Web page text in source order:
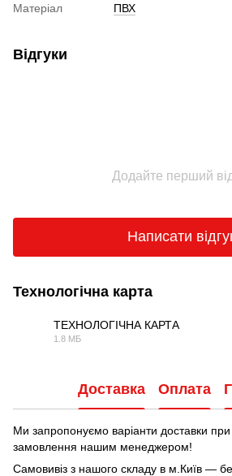
Матеріал
ПВХ
Відгуки
Додайте перший
Написати
Технологічна карта
ТЕХНОЛОГІЧНА КАРТА
1.8 МБ
Доставка Оплата
Ми запропонуємо варіанти доставки при
замовлення нашим менеджером!
Самовивіз з нашого складу в м.Київ —